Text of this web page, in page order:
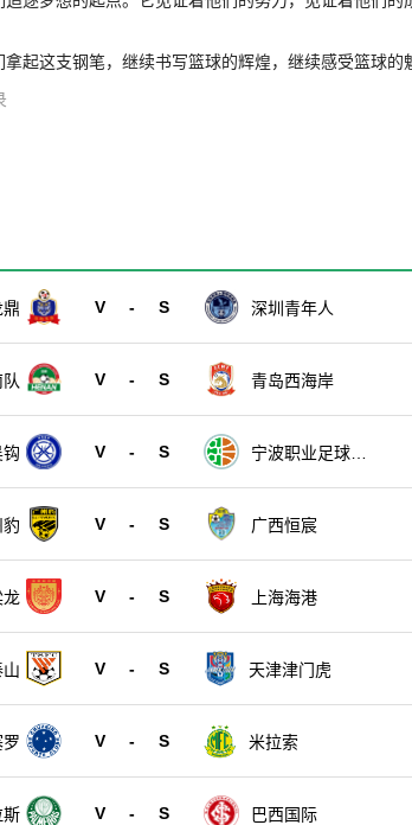
起这支钢笔，继续书写篮球的辉煌，继续感受篮球的
V - S 深圳青年人
V - S 青岛西海岸
V - S
宁波职业足球俱
豹 V - S 广西恒宸
龙 V - S 上海海港
V - S 天津津门虎
V - S 米拉索
斯 V - S 巴西国际